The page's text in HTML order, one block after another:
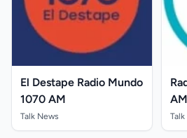
El Destape Radio Mundo
1070 AM
Talk News
AM